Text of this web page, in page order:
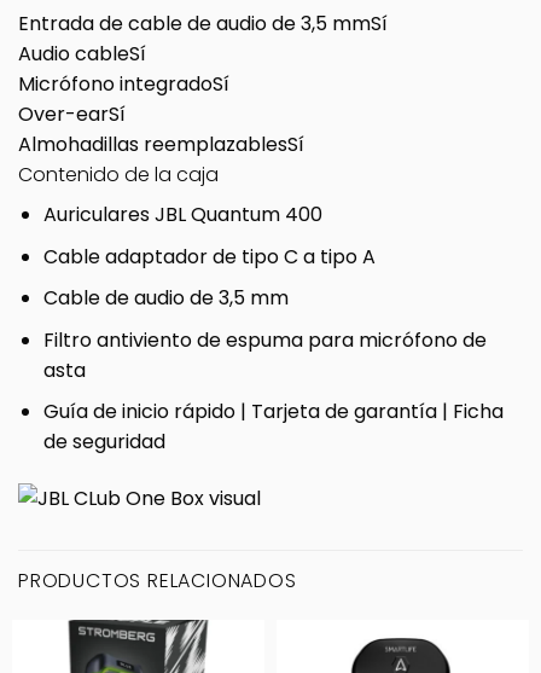
Entrada de cable de audio de 3,5 mmSí
Audio cableSí
Micrófono integradoSí
Over-earSí
Almohadillas reemplazablesSí
Contenido de la caja
Auriculares JBL Quantum 400
Cable adaptador de tipo C a tipo A
Cable de audio de 3,5 mm
Filtro antiviento de espuma para micrófono de
asta
Guía de inicio rápido | Tarjeta de garantía | Ficha
de seguridad
PRODUCTOS RELACIONADOS